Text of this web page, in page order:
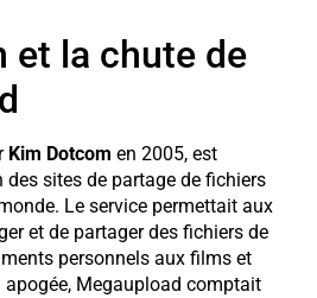
et la chute de
Kim Dotcom en 2005, est
des sites de partage de fichiers
Le service permettait aux
et de partager des fichiers de
personnels aux films et
apogée, Megaupload comptait